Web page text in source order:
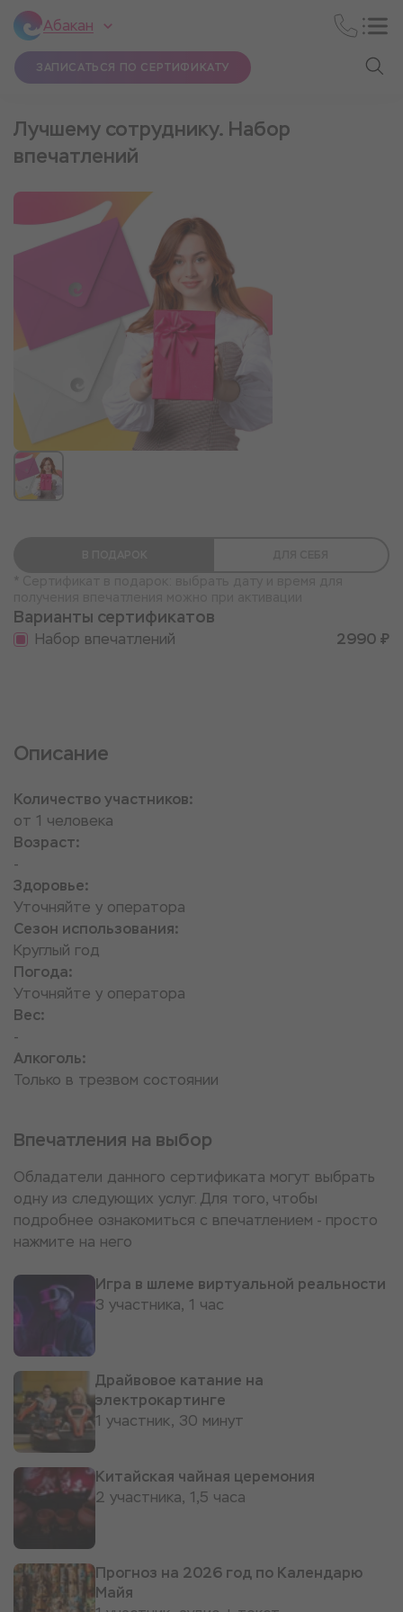
Абакан
ЗАПИСАТЬСЯ ПО СЕРТИФИКАТУ
Лучшему сотруднику. Набор
впечатлений
Варианты сертификатов
Набор впечатлений 2990 ₽
Описание
Количество участников:
от 1 человека
Возраст:
-
Здоровье:
Уточняйте у оператора
Сезон использования:
Круглый год
Погода:
Уточняйте у оператора
Вес:
-
Алкоголь:
Только в трезвом состоянии
Впечатления на выбор
Обладатели данного сертификата могут выбрать
одну из следующих услуг. Для того, чтобы
подробнее ознакомиться с впечатлением - просто
нажмите на него
Игра в шлеме виртуальной реальности
3 участника, 1 час
Драйвовое катание на
электрокартинге
1 участник, 30 минут
Китайская чайная церемония
2 участника, 1,5 часа
Прогноз на 2026 год по Календарю
Майя